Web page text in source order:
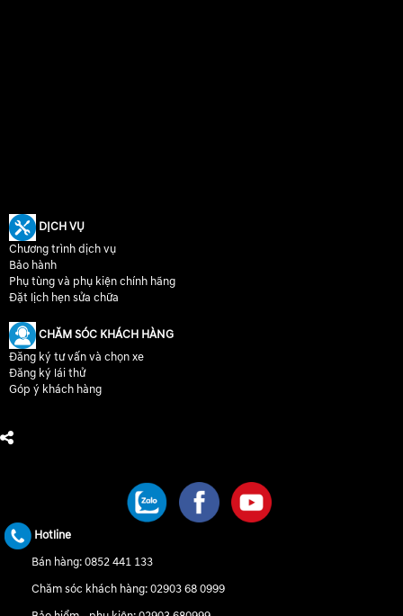
DỊCH VỤ
Chương trình dịch vụ
Bảo hành
Phụ tùng và phụ kiện chính hãng
Đặt lịch hẹn sửa chữa
CHĂM SÓC KHÁCH HÀNG
Đăng ký tư vấn và chọn xe
Đăng ký lái thử
Góp ý khách hàng
Hotline
Bán hàng:0852 441 133
Chăm sóc khách hàng:02903 68 0999